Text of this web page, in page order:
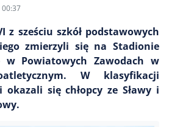
00:37
z sześciu szkół podstawowych
zmierzyli się na Stadionie
w Powiatowych Zawodach w
W klasyfikacji
się chłopcy ze Sławy i